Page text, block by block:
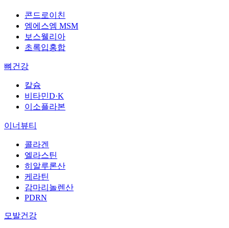
콘드로이친
엠에스엠 MSM
보스웰리아
초록입홍합
뼈건강
칼슘
비타민D·K
이소플라본
이너뷰티
콜라겐
엘라스틴
히알루론산
케라틴
감마리놀렌산
PDRN
모발건강